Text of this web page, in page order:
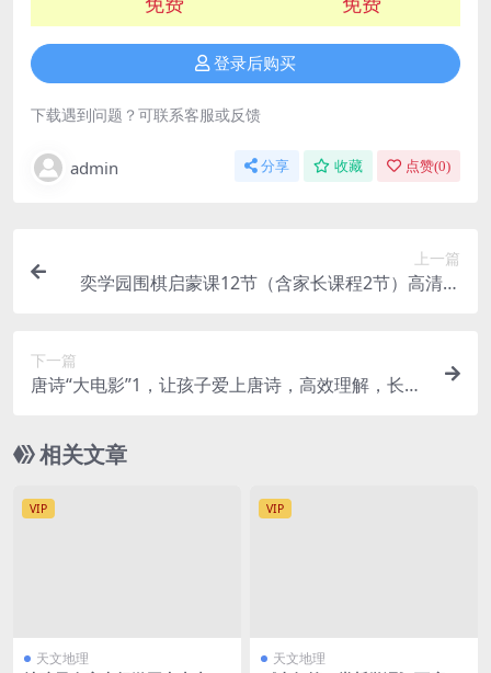
登录后购买
下载遇到问题？可联系客服或反馈
admin 分享 收藏 点赞(0)
上一篇
奕学园围棋启蒙课12节（含家长课程2节）高清视
下一篇
唐诗“大电影”1，让孩子爱上唐诗，高效理解，长久
相关文章
VIP
天文地理
VIP
天文地理